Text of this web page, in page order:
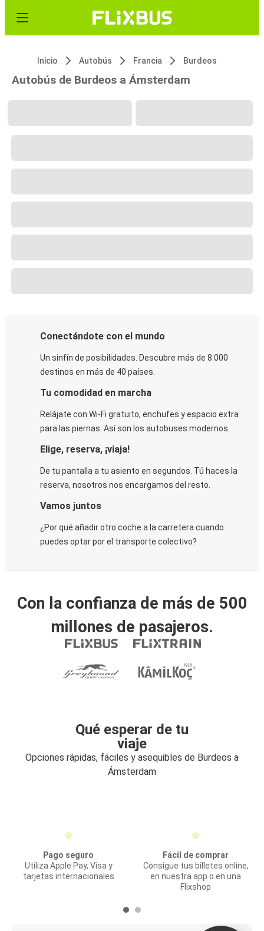
Inicio Autobús Francia Burdeos
Autobús de Burdeos a Ámsterdam
Conectándote con el mundo
Un sinfín de posibilidades. Descubre más de 8.000
destinos en más de 40 países.
Tu comodidad en marcha
Relájate con Wi-Fi gratuito, enchufes y espacio extra
para las piernas. Así son los autobuses modernos.
Elige, reserva, ¡viaja!
De tu pantalla a tu asiento en segundos. Tú haces la
reserva, nosotros nos encargamos del resto.
Vamos juntos
¿Por qué añadir otro coche a la carretera cuando
puedes optar por el transporte colectivo?
Con la confianza de más de 500
millones de pasajeros.
Qué esperar de tu
viaje
Opciones rápidas, fáciles y asequibles de Burdeos a
Ámsterdam
Pago seguro
Utiliza Apple Pay, Visa y
tarjetas internacionales
Fácil de comprar
Consigue tus billetes online,
en nuestra app o en una
Flixshop